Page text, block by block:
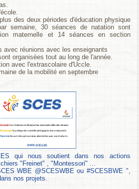
des deux périodes d'éducation physique
semaine, 30 séances de natation sont
maternelle et 14 séances en section
avec réunions avec les enseignants
organisées tout au long de l'année.
avec l'extrascolaire d'Uccle.
de la mobilité en septembre
qui nous soutient dans nos actions
"Freinet" , "Montessori" ...
WBE @SCESWBE ou #SCESBWE ",
nos projets.